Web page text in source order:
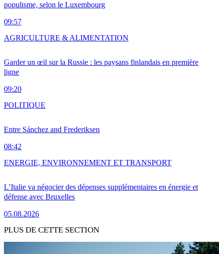
populisme, selon le Luxembourg
09:57
Garder un œil sur la Russie : les paysans finlandais en première
ligne
09:20
AGRICULTURE & ALIMENTATION
Entre Sánchez and Frederiksen
08:42
POLITIQUE
L’Italie va négocier des dépenses supplémentaires en énergie et
défense avec Bruxelles
05.08.2026
ENERGIE, ENVIRONNEMENT ET TRANSPORT
PLUS DE CETTE SECTION